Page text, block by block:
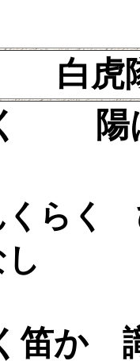
白虎
陽
らく
か